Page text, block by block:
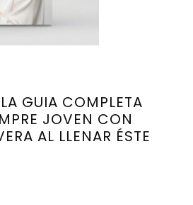
GUIA COMPLETA
JOVEN CON
AL LLENAR ÉSTE